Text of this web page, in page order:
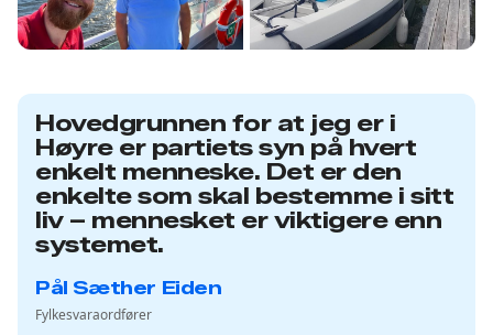
Hovedgrunnen for at jeg er i
Høyre er partiets syn på hvert
enkelt menneske. Det er den
enkelte som skal bestemme i sitt
liv – mennesket er viktigere enn
systemet.
Pål Sæther Eiden
Fylkesvaraordfører